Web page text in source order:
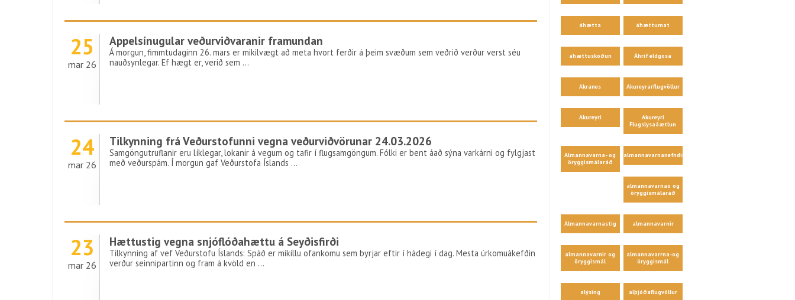
áhætta áhættumat
áhættuskoðun Áhrif eldgosa
Akranes Akureyrarflugvöllur
Akureyri
Akureyri
Flugslysaáætlun
Almannavarna- og
öryggismálaráð
almannavarnanefndir
almannavarnao og
öryggismálaráð
Almannavarnastig almannavarnir
almannavarnir og
öryggismál
almannavarrna-og
öryggismál
alýsing alþjóðaflugvöllur
25
mar 26
Appelsínugular veðurviðvaranir framundan
Á morgun, fimmtudaginn 26. mars er mikilvægt að meta hvort ferðir á þeim svæðum sem veðrið verður verst séu
nauðsynlegar. Ef hægt er, verið sem …
24
mar 26
Tilkynning frá Veðurstofunni vegna veðurviðvörunar 24.03.2026
Samgöngutruflanir eru líklegar, lokanir á vegum og tafir í flugsamgöngum. Fólki er bent áað sýna varkárni og fylgjast
með veðurspám. Í morgun gaf Veðurstofa Íslands …
23
mar 26
Hættustig vegna snjóflóðahættu á Seyðisfirði
Tilkynning af vef Veðurstofu Íslands: Spáð er mikillu ofankomu sem byrjar eftir í hádegi í dag. Mesta úrkomuákefðin
verður seinnipartinn og fram á kvöld en …